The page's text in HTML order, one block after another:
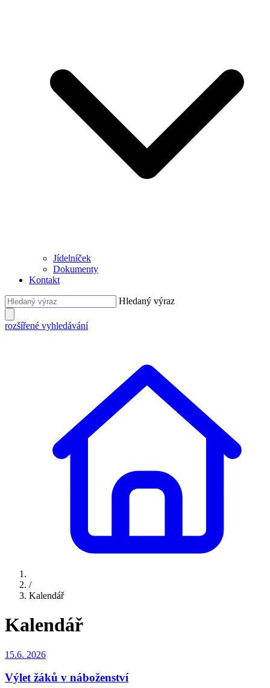
Jídelníček
Dokumenty
Kontakt
Hledaný výraz
rozšířené vyhledávání
/
Kalendář
Kalendář
15.6. 2026
Výlet žáků v náboženství